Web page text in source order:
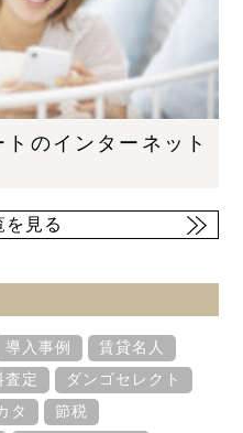
のインターネット
を見る
導入事例
賃貸名人
査定
ダンゴセレクト
タ
節税